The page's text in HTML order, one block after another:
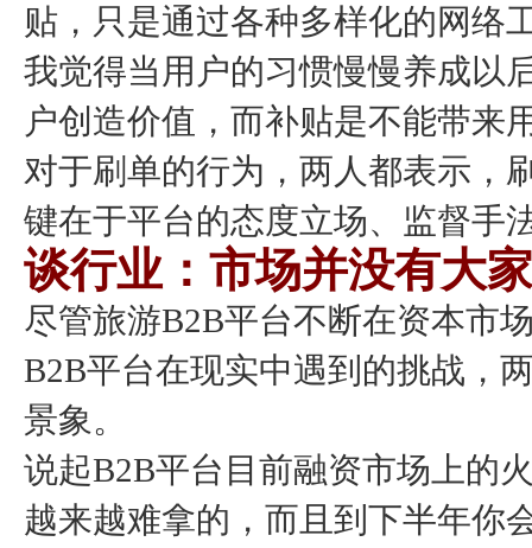
贴，只是通过各种多样化的网络
我觉得当用户的习惯慢慢养成以
户创造价值，而补贴是不能带来
对于刷单的行为，两人都表示，
键在于平台的态度立场、监督手
谈行业：市场并没有大
尽管旅游B2B平台不断在资本市
B2B平台在现实中遇到的挑战，
景象。
说起B2B平台目前融资市场上的
越来越难拿的，而且到下半年你